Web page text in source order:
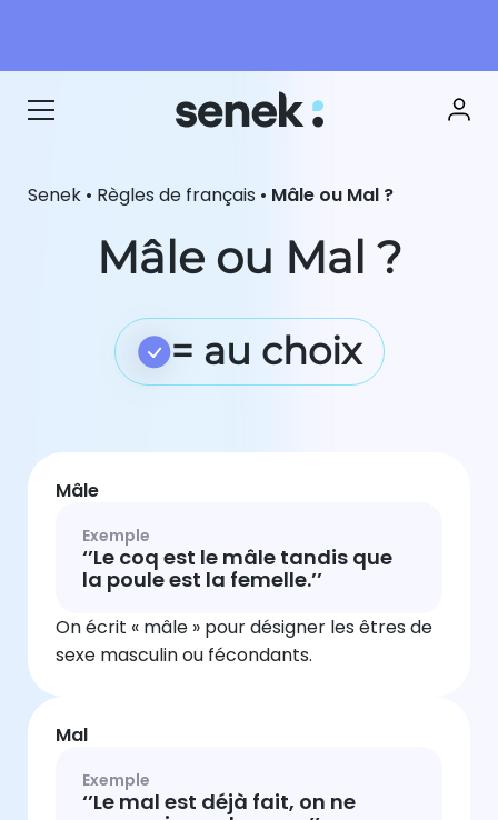
Senek • Règles de français • Mâle ou Mal ?
Mâle ou Mal ?
= au choix
Mâle
Exemple
‘’Le coq est le mâle tandis que
la poule est la femelle.’’
On écrit « mâle » pour désigner les êtres de
sexe masculin ou fécondants.
Mal
Exemple
‘’Le mal est déjà fait, on ne